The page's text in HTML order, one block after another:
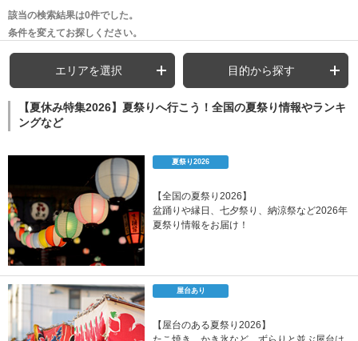
該当の検索結果は0件でした。
条件を変えてお探しください。
エリアを選択 目的から探す
【夏休み特集2026】夏祭りへ行こう！全国の夏祭り情報やランキ
ングなど
夏祭り2026
【全国の夏祭り2026】
盆踊りや縁日、七夕祭り、納涼祭など2026年
夏祭り情報をお届け！
屋台あり
【屋台のある夏祭り2026】